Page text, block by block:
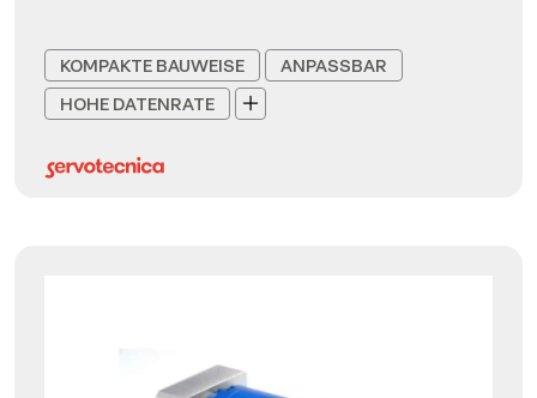
KOMPAKTE BAUWEISE
ANPASSBAR
HOHE DATENRATE